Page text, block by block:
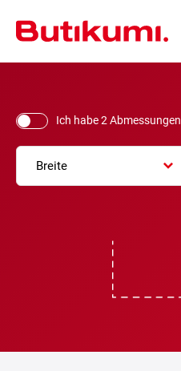
Ich habe 2 Abmessungen
Breite